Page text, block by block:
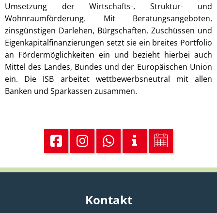
Umsetzung der Wirtschafts-, Struktur- und
Wohnraumförderung. Mit Beratungsangeboten,
zinsgünstigen Darlehen, Bürgschaften, Zuschüssen und
Eigenkapitalfinanzierungen setzt sie ein breites Portfolio
an Fördermöglichkeiten ein und bezieht hierbei auch
Mittel des Landes, Bundes und der Europäischen Union
ein. Die ISB arbeitet wettbewerbsneutral mit allen
Banken und Sparkassen zusammen.
Kontakt